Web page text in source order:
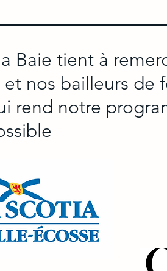
Baie tient à
nos bailleurs de
rend notre